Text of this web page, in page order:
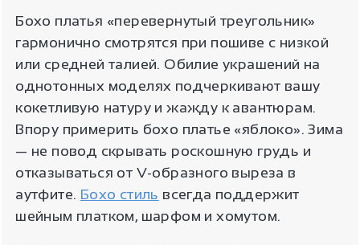
Бохо платья «перевернутый треугольник»
гармонично смотрятся при пошиве с низкой
или средней талией. Обилие украшений на
однотонных моделях подчеркивают вашу
кокетливую натуру и жажду к авантюрам.
Впору примерить бохо платье «яблоко». Зима
— не повод скрывать роскошную грудь и
отказываться от V-образного выреза в
аутфите. Бохо стиль всегда поддержит
шейным платком, шарфом и хомутом.